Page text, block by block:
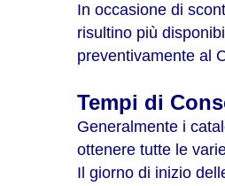
In occasione di
risultino più
preventivamente al
Tempi di
Generalmente i
ottenere tutte le
Il giorno di inizio